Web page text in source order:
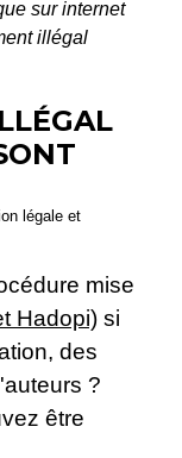
sur internet
illégal
légale et
mise
Hadopi) si
des
?
être